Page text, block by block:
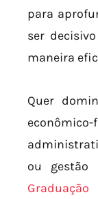
para
ser
maneira
Quer
ou gestão